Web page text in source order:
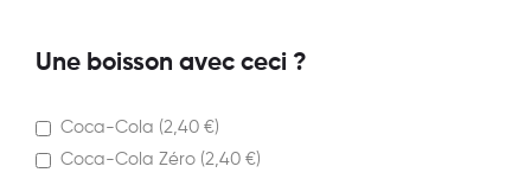
Une boisson avec ceci ?
Coca-Cola (2,40 €)
Coca-Cola Zéro (2,40 €)